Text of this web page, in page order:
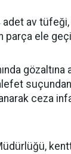
av
parça ele
gözaltına
suçundan
ceza